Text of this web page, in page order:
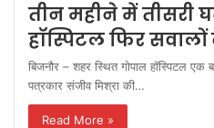
तीन महीने में तीसरी
हॉस्पिटल फिर
बिजनौर – शहर स्थित गोपाल हॉस्पिटल एक
पत्रकार संजीव मिश्रा की…
Read More »